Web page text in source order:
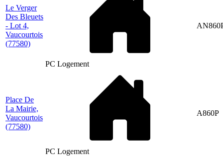
Le Verger
Des Bleuets
- Lot 4,
Vaucourtois
(77580)
PC Logement
Place De
La Mairie,
Vaucourtois
(77580)
PC Logement
A860P